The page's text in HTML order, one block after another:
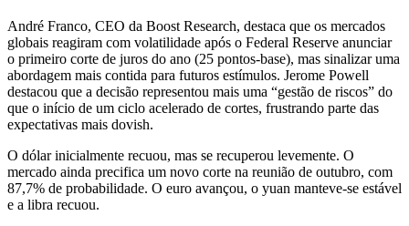
André Franco, CEO da Boost Research, destaca que os mercados
globais reagiram com volatilidade após o Federal Reserve anunciar
o primeiro corte de juros do ano (25 pontos-base), mas sinalizar uma
abordagem mais contida para futuros estímulos. Jerome Powell
destacou que a decisão representou mais uma “gestão de riscos” do
que o início de um ciclo acelerado de cortes, frustrando parte das
expectativas mais dovish.
O dólar inicialmente recuou, mas se recuperou levemente. O
mercado ainda precifica um novo corte na reunião de outubro, com
87,7% de probabilidade. O euro avançou, o yuan manteve-se estável
e a libra recuou.